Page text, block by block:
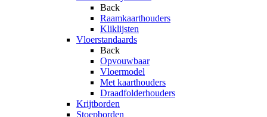
Back
Raamkaarthouders
Kliklijsten
Vloerstandaards
Back
Opvouwbaar
Vloermodel
Met kaarthouders
Draadfolderhouders
Krijtborden
Stoepborden